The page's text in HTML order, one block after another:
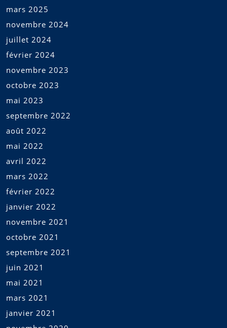
mars 2025
novembre 2024
juillet 2024
février 2024
novembre 2023
octobre 2023
mai 2023
septembre 2022
août 2022
mai 2022
avril 2022
mars 2022
février 2022
janvier 2022
novembre 2021
octobre 2021
septembre 2021
juin 2021
mai 2021
mars 2021
janvier 2021